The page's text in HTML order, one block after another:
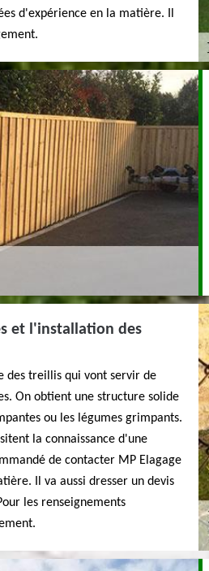
d'expérience en la matière. Il
et l'installation des
des treillis qui vont servir de
On obtient une structure solide
ou les légumes grimpants.
la connaissance d'une
de contacter MP Elagage
Il va aussi dresser un devis
les renseignements